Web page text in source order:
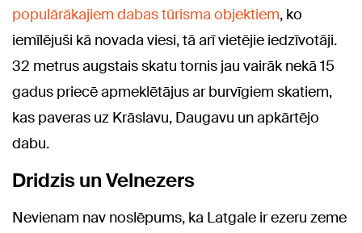
populārākajiem dabas tūrisma objektiem, ko
iemīlējuši kā novada viesi, tā arī vietējie iedzīvotāji.
32 metrus augstais skatu tornis jau vairāk nekā 15
gadus priecē apmeklētājus ar burvīgiem skatiem,
kas paveras uz Krāslavu, Daugavu un apkārtējo
dabu.
Dridzis un Velnezers
Nevienam nav noslēpums, ka Latgale ir ezeru zeme